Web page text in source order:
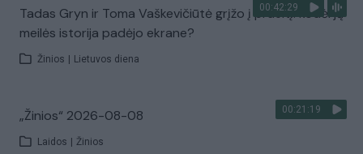
00:42:29
Tadas Gryn ir Toma Vaškevičiūtė grįžo į praeitį: kodėl jų
meilės istorija padėjo ekrane?
Žinios Lietuvos diena
00:21:19
„Žinios“ 2026-08-08
Laidos Žinios